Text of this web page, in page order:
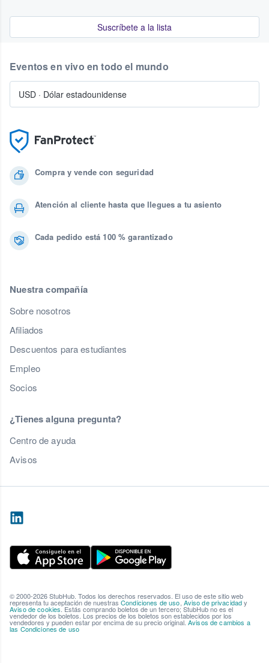
Suscríbete a la lista
Compra y vende con seguridad
Atención al cliente hasta que llegues a tu asiento
Cada pedido está 100 % garantizado
Nuestra compañía
Sobre nosotros
Afiliados
Descuentos para estudiantes
Empleo
Socios
¿Tienes alguna pregunta?
Centro de ayuda
Avisos
Eventos en vivo en todo el mundo
USD · Dólar estadounidense
© 2000-2026 StubHub. Todos los derechos reservados. El uso de este sitio web
representa tu aceptación de nuestras Condiciones de uso Aviso de privacidady
Aviso de cookies. Estás comprando boletos de un tercero; StubHub no es el
vendedor de los boletos. Los precios de los boletos son establecidos por los
vendedores y pueden estar por encima de su precio original. Avisos de cambios a
las Condiciones de uso